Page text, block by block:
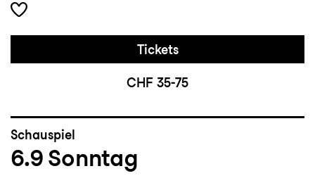
Tickets
CHF 35-75
Schauspiel
6.9 Sonntag